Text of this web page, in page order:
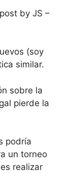
by JS –
(soy
similar.
sobre la
pierde la
podría
un torneo
realizar